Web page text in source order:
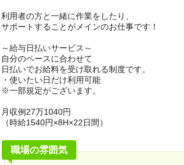
利用者の方と一緒に作業をしたり、
サポートすることがメインのお仕事です！
～給与日払いサービス～
自分のペースに合わせて
日払いでお給料を受け取れる制度です。
・使いたい日だけ利用可能
※一部規定がございます。
月収例27万1040円
（時給1540円×8H×22日間）
職場の雰囲気